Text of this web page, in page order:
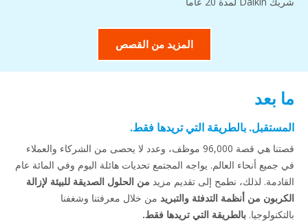
المزيد من القصص
ما بعد
المستقبل. بالطريقة التي تريدها فقط.
قصتنا هي قصة 96,000 موظف، وعدد لا يحصى من الشركاء والعملاء
في جميع أنحاء العالم. يواجه المجتمع تحديات هائلة اليوم وفي المائة عام
القادمة. لذلك، نطمح إلى تقديم مزيد من الحلول الصديقة للبيئة لإزالة
الكربون من أنظمة التدفئة والتبريد من خلال معرفتنا وشغفنا
بالتكنولوجيا. بالطريقة التي تريدها فقط.